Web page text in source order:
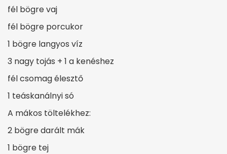
fél bögre vaj
fél bögre porcukor
1 bögre langyos víz
3 nagy tojás + 1 a kenéshez
fél csomag élesztő
1 teáskanálnyi só
A mákos töltelékhez:
2 bögre darált mák
1 bögre tej